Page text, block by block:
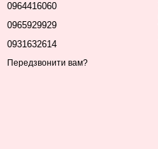
0964416060
0965929929
0931632614
Передзвонити вам?